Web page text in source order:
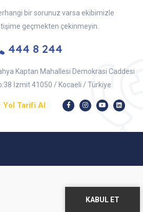
KABUL ET
bir sorunuz varsa ekibimizle
geçmekten çekinmeyin.
444 8 244
Kaptan Mahallesi Demokrasi Caddesi
İzmit 41050 / Kocaeli / Türkiye
Yol Tarifi Al